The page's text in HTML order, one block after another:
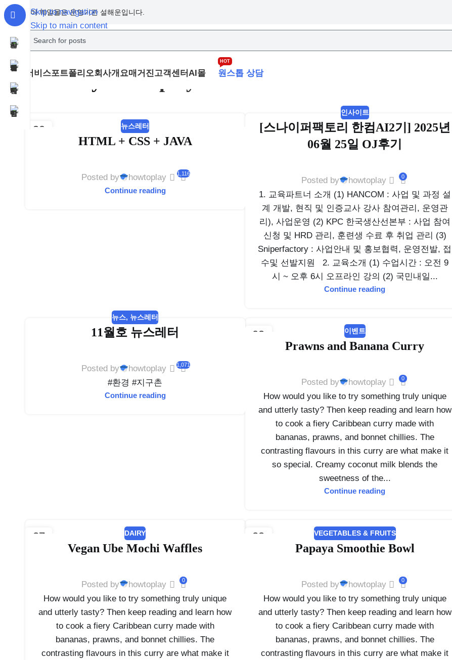
Skip to navigation
Skip to main content
이 웨일몰은 운영기관 설해운입니다.
서비스포트폴리오회사개요매거진고객센터 AI몰 원스톱 상담
HOT
Posts byhowtoplay
30 뉴스레터
HTML + CSS + JAVA
Posted by howtoplay 1,116
Continue reading
인사이트
[스나이퍼팩토리 한컴AI2기] 2025년
06월 25일 OJ후기
Posted by howtoplay 0
1. 교육파트너 소개 (1) HANCOM : 사업 및 과정 설
계 개발, 현직 및 인증교사 강사 참여관리, 운영관
리), 사업운영 (2) KPC 한국생산선본부 : 사업 참여
신청 및 HRD 관리, 훈련생 수료 후 취업 관리 (3)
Sniperfactory : 사업안내 및 홍보협력, 운영전발, 접
수및 선발지원 2. 교육소개 (1) 수업시간 : 오전 9
시 ~ 오후 6시 오프라인 강의 (2) 국민내일...
Continue reading
뉴스, 뉴스레터
11월호 뉴스레터
Posted by howtoplay 1,071
#환경 #지구촌
Continue reading
03 이벤트
Prawns and Banana Curry
Posted by howtoplay 0
How would you like to try something truly unique
and utterly tasty? Then keep reading and learn how
to cook a fiery Caribbean curry made with
bananas, prawns, and bonnet chillies. The
contrasting flavours in this curry are what make it
so special. Creamy coconut milk blends the
sweetness of the...
Continue reading
27 DAIRY
Vegan Ube Mochi Waffles
Posted by howtoplay 0
How would you like to try something truly unique
and utterly tasty? Then keep reading and learn how
to cook a fiery Caribbean curry made with
bananas, prawns, and bonnet chillies. The
contrasting flavours in this curry are what make it
23 VEGETABLES & FRUITS
Papaya Smoothie Bowl
Posted by howtoplay 0
How would you like to try something truly unique
and utterly tasty? Then keep reading and learn how
to cook a fiery Caribbean curry made with
bananas, prawns, and bonnet chillies. The
contrasting flavours in this curry are what make it